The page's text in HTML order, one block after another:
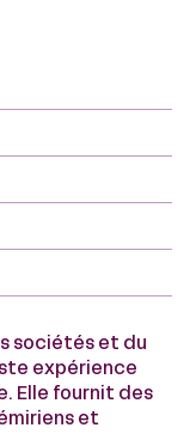
sociétés et du
expérience
Elle fournit des
et